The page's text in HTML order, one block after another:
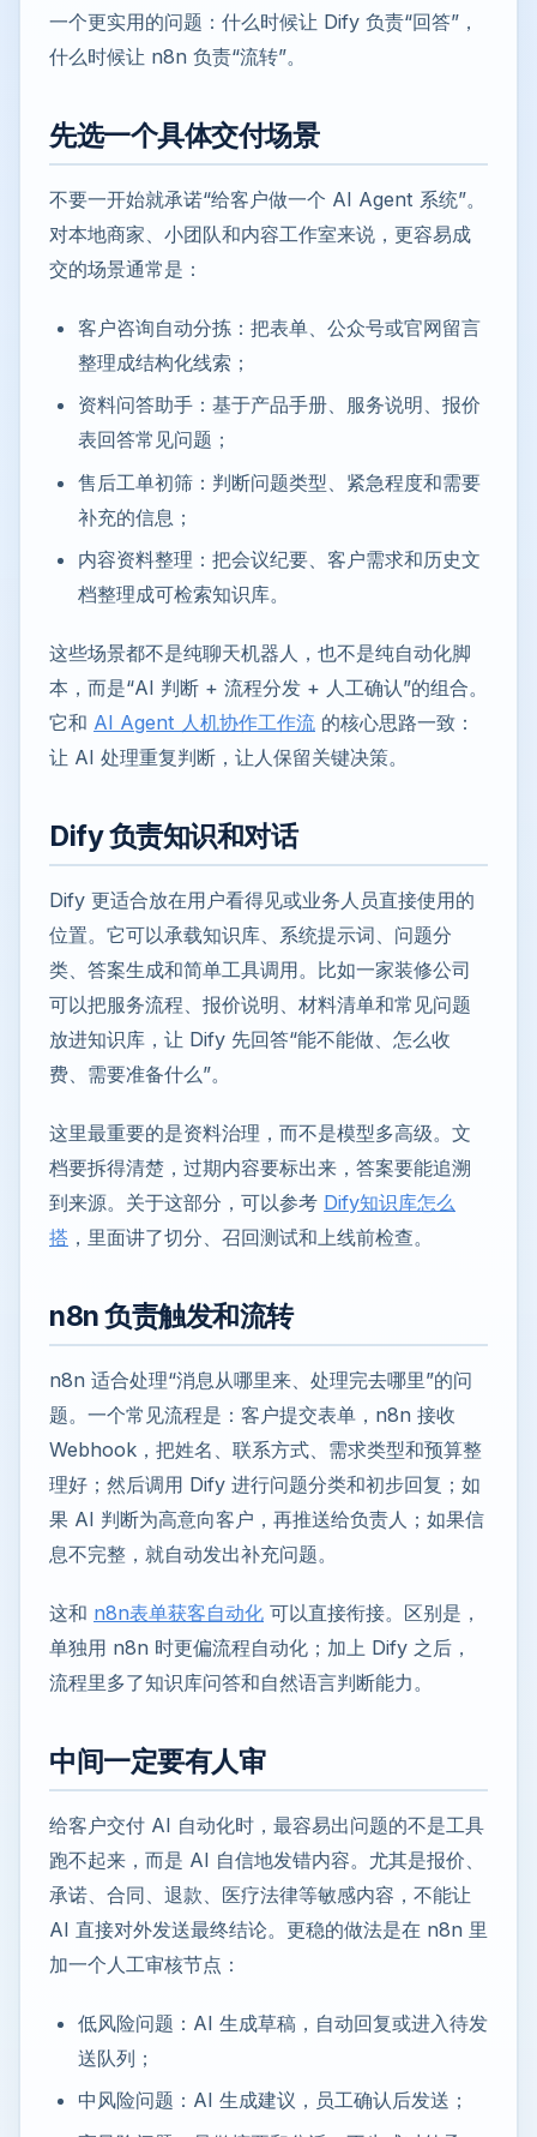
一个更实用的问题：什么时候让 Dify 负责“回答”，
什么时候让 n8n 负责“流转”。
先选一个具体交付场景
不要一开始就承诺“给客户做一个 AI Agent 系统”。
对本地商家、小团队和内容工作室来说，更容易成
交的场景通常是：
客户咨询自动分拣：把表单、公众号或官网留言
整理成结构化线索；
资料问答助手：基于产品手册、服务说明、报价
表回答常见问题；
售后工单初筛：判断问题类型、紧急程度和需要
补充的信息；
内容资料整理：把会议纪要、客户需求和历史文
档整理成可检索知识库。
这些场景都不是纯聊天机器人，也不是纯自动化脚
本，而是“AI 判断 + 流程分发 + 人工确认”的组合。
它和 AI Agent 人机协作工作流 的核心思路一致：
让 AI 处理重复判断，让人保留关键决策。
Dify 负责知识和对话
Dify 更适合放在用户看得见或业务人员直接使用的
位置。它可以承载知识库、系统提示词、问题分
类、答案生成和简单工具调用。比如一家装修公司
可以把服务流程、报价说明、材料清单和常见问题
放进知识库，让 Dify 先回答“能不能做、怎么收
费、需要准备什么”。
这里最重要的是资料治理，而不是模型多高级。文
档要拆得清楚，过期内容要标出来，答案要能追溯
到来源。关于这部分，可以参考 Dify知识库怎么
搭 ，里面讲了切分、召回测试和上线前检查。
n8n 负责触发和流转
n8n 适合处理“消息从哪里来、处理完去哪里”的问
题。一个常见流程是：客户提交表单，n8n 接收
Webhook，把姓名、联系方式、需求类型和预算整
理好；然后调用 Dify 进行问题分类和初步回复；如
果 AI 判断为高意向客户，再推送给负责人；如果信
息不完整，就自动发出补充问题。
这和 n8n表单获客自动化 可以直接衔接。区别是，
单独用 n8n 时更偏流程自动化；加上 Dify 之后，
流程里多了知识库问答和自然语言判断能力。
中间一定要有人审
给客户交付 AI 自动化时，最容易出问题的不是工具
跑不起来，而是 AI 自信地发错内容。尤其是报价、
承诺、合同、退款、医疗法律等敏感内容，不能让
AI 直接对外发送最终结论。更稳的做法是在 n8n 里
加一个人工审核节点：
低风险问题：AI 生成草稿，自动回复或进入待发
送队列；
中风险问题：AI 生成建议，员工确认后发送；